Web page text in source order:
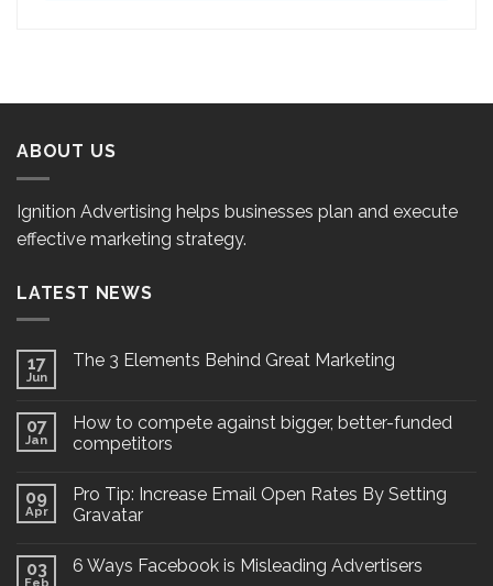
ABOUT US
Ignition Advertising helps businesses plan and execute
effective marketing strategy.
LATEST NEWS
17
Jun
The 3 Elements Behind Great Marketing
07
Jan
How to compete against bigger, better-funded
competitors
09
Apr
Pro Tip: Increase Email Open Rates By Setting
Gravatar
03
Feb
6 Ways Facebook is Misleading Advertisers